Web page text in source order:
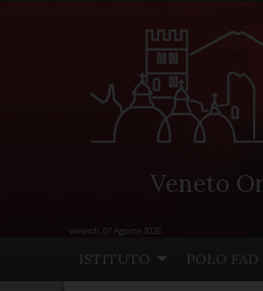
Veneto
venerdì, 07 Agosto 2026
ISTITUTO POLO